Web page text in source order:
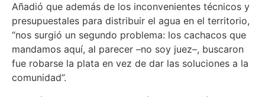
Añadió que además de los inconvenientes técnicos y
presupuestales para distribuir el agua en el territorio,
“nos surgió un segundo problema: los cachacos que
mandamos aquí, al parecer –no soy juez–, buscaron
fue robarse la plata en vez de dar las soluciones a la
comunidad”.